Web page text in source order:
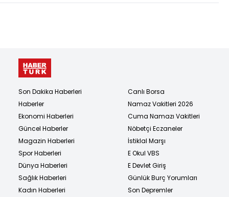
Son Dakika Haberleri
Haberler
Ekonomi Haberleri
Güncel Haberler
Magazin Haberleri
Spor Haberleri
Dünya Haberleri
Sağlık Haberleri
Kadın Haberleri
Canlı Borsa
Namaz Vakitleri 2026
Cuma Namazı Vakitleri
Nöbetçi Eczaneler
İstiklal Marşı
E Okul VBS
E Devlet Giriş
Günlük Burç Yorumları
Son Depremler